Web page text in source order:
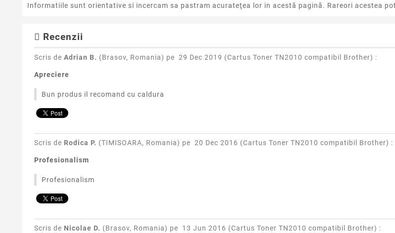
Informatiile sunt orientative si incercam sa pastram acurateţea lor in acestă pagină. Rareori acestea
Recenzii
Scris de Adrian B. (Brasov, Romania) pe 29 Dec 2019 (Cartus Toner TN2010 compatibil Brother) :
Apreciere
Bun produs il recomand cu caldura
Scris de Rodica P. (TIMISOARA, Romania) pe 20 Dec 2016 (Cartus Toner TN2010 compatibil Brother) :
Profesionalism
Profesionalism
Scris de Nicolae D. (Brasov, Romania) pe 13 Jun 2016 (Cartus Toner TN2010 compatibil Brother) :